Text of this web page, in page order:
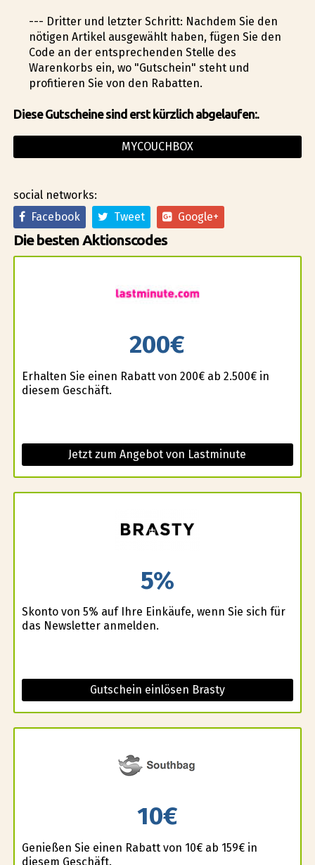
--- Dritter und letzter Schritt: Nachdem Sie den
nötigen Artikel ausgewählt haben, fügen Sie den
Code an der entsprechenden Stelle des
Warenkorbs ein, wo "Gutschein" steht und
profitieren Sie von den Rabatten.
Diese Gutscheine sind erst kürzlich abgelaufen:.
MYCOUCHBOX
social networks:
Facebook
Tweet Google+
Die besten Aktionscodes
200€
Erhalten Sie einen Rabatt von 200€ ab 2.500€ in
diesem Geschäft.
Jetzt zum Angebot von Lastminute
5%
Skonto von 5% auf Ihre Einkäufe, wenn Sie sich für
das Newsletter anmelden.
Gutschein einlösen Brasty
10€
Genießen Sie einen Rabatt von 10€ ab 159€ in
diesem Geschäft.